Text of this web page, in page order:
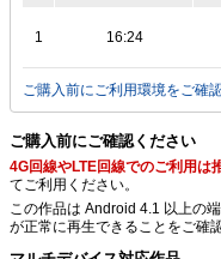
1 16:24
ご購入前にご利用環境をご確
ご購入前にご確認ください
4G回線やLTE回線でのご利用は
てご利用ください。
この作品は Android 4.1 以上の
が正常に再生できることをご確